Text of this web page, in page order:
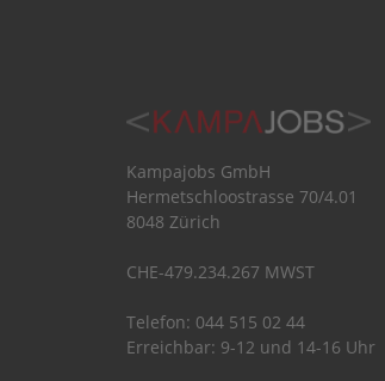
Kampajobs GmbH
Hermetschloostrasse 70/4.01
8048 Zürich
CHE-479.234.267 MWST
Telefon: 044 515 02 44
Erreichbar: 9-12 und 14-16 Uhr